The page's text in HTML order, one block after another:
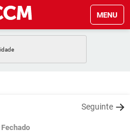
MENU
GMAIL
WHATSAPP
Seguinte
Fechado